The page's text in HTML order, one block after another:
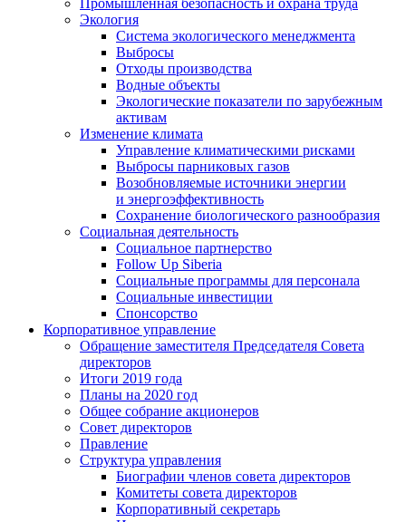
Промышленная безопасность и охрана труда
Экология
Система экологического менеджмента
Выбросы
Отходы производства
Водные объекты
Экологические показатели по зарубежным
активам
Изменение климата
Управление климатическими рисками
Выбросы парниковых газов
Возобновляемые источники энергии
и энергоэффективность
Сохранение биологического разнообразия
Социальная деятельность
Социальное партнерство
Follow Up Siberia
Социальные программы для персонала
Социальные инвестиции
Спонсорство
Корпоративное управление
Обращение заместителя Председателя Совета
директоров
Итоги 2019 года
Планы на 2020 год
Общее собрание акционеров
Совет директоров
Правление
Структура управления
Биографии членов совета директоров
Комитеты совета директоров
Корпоративный секретарь